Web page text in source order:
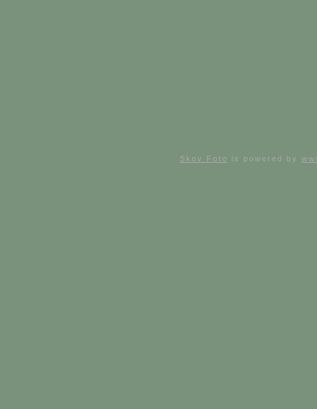
Skov Foto is powered by